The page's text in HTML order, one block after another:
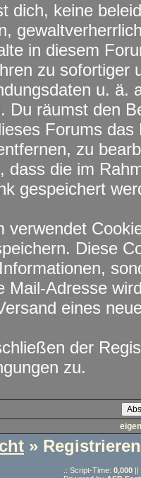
dich, keine
in diesem
zu sofortiger
u. ä.
Du räumst den
Forums
zu
dass die im
gespeichert
verwendet
Diese
Mail-Adresse
eines
der
zu.
» Registrieren
.: Script-Time: 0,000 ||